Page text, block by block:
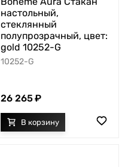
настольный,
стеклянный
полупрозрачный, цвет:
gold 10252-G
10252-G
26 265